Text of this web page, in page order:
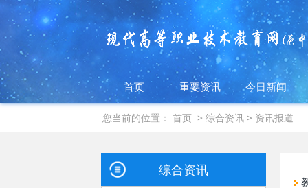
首页 重要资讯 今日新闻
您当前的位置：首页 >综合资讯 > 资讯报道
综合资讯